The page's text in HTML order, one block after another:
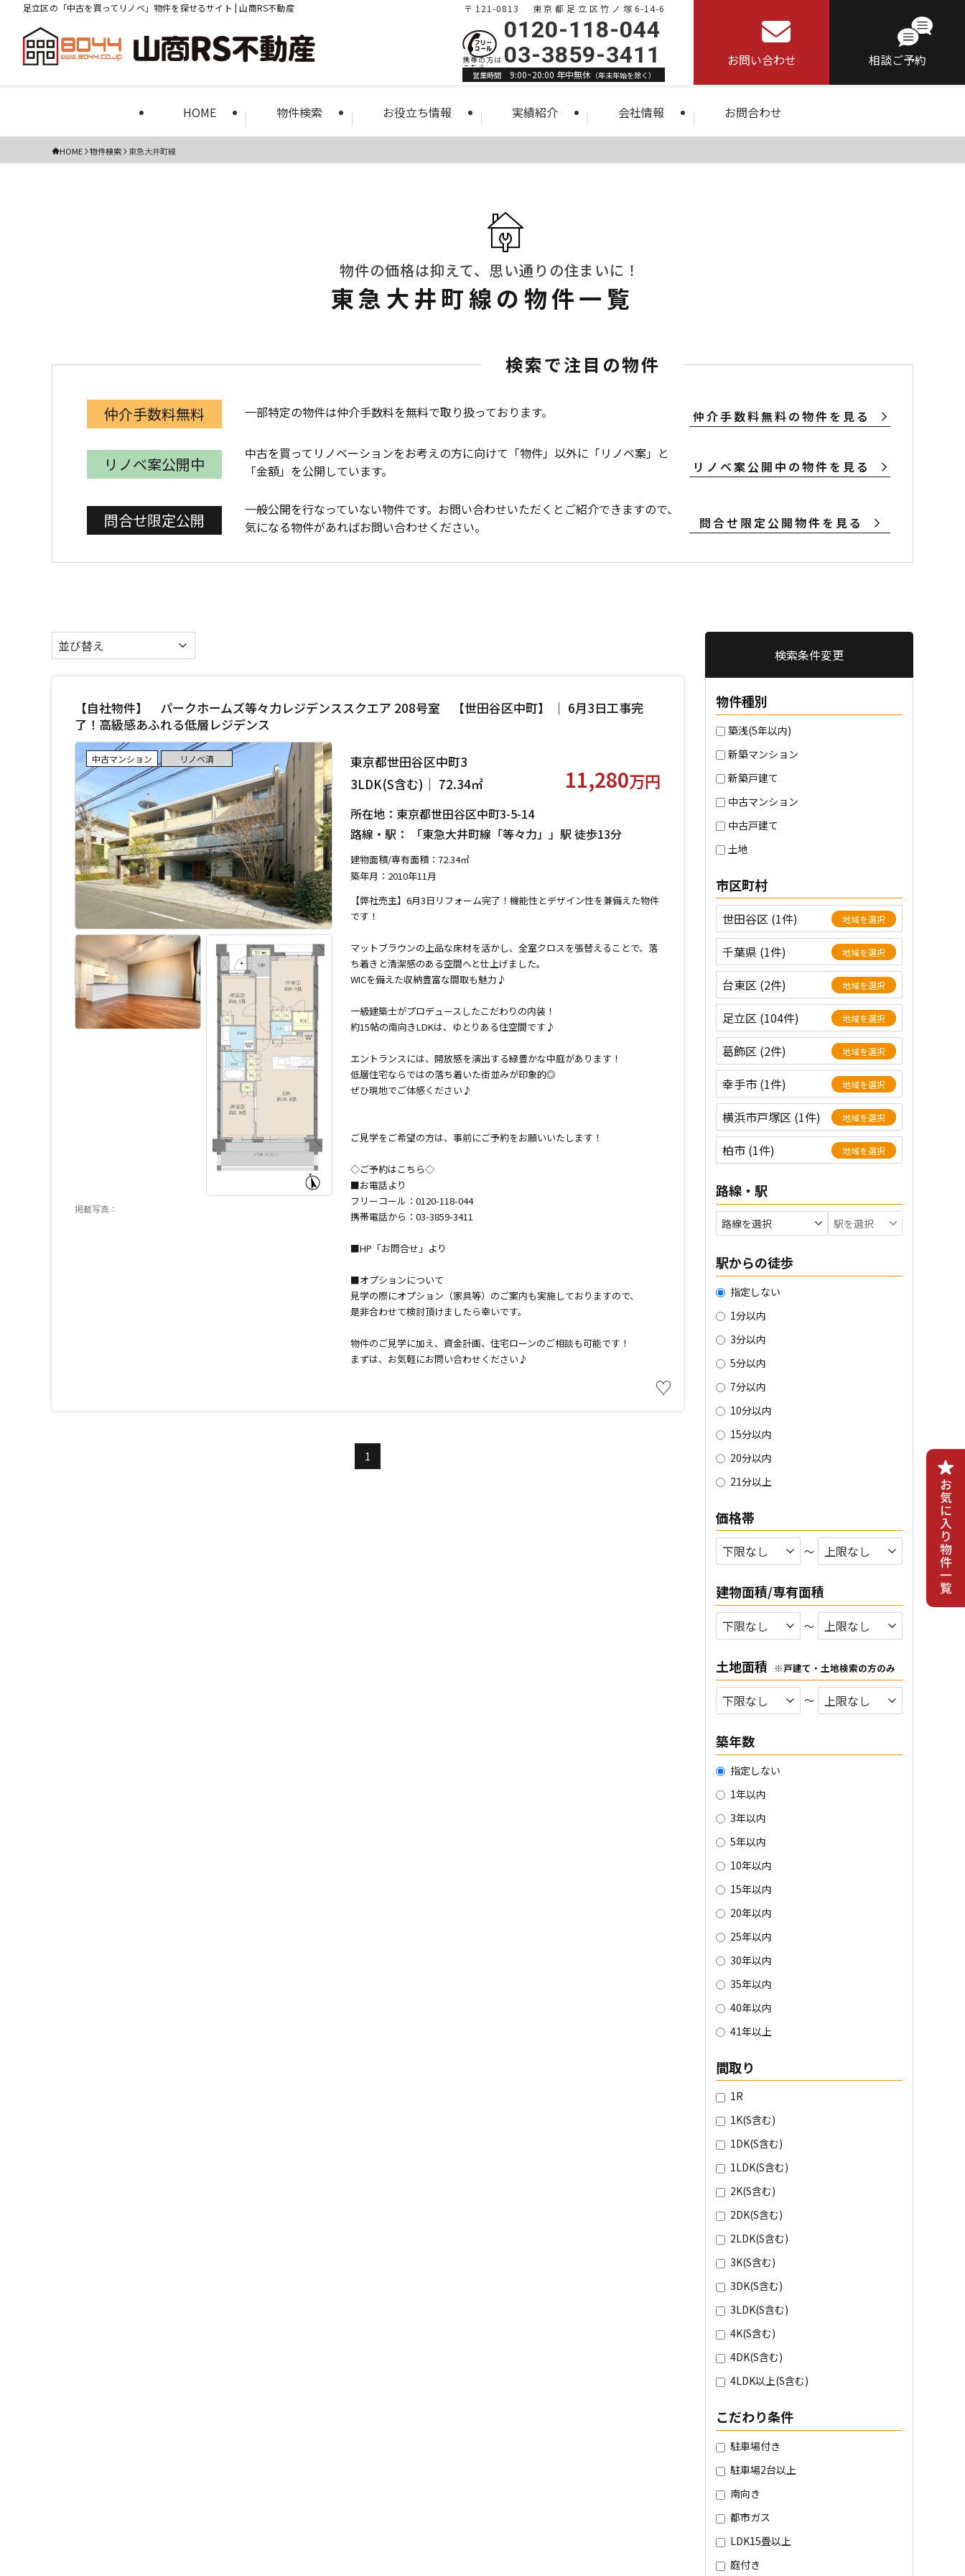
足立区の「中古を買ってリノベ」物件を探せるサイト | 山商RS不動産
HOME 物件検索 お役立ち情報 実績紹介 会社情報 お問合わせ
〒121-0813 東京都足立区竹ノ塚6-14-6
0120-118-044
03-3859-3411
営業時間9:00~20:00 年中無休（年末年始を除く）
お問い合わせ 相談ご予約
HOME 物件検索 東急大井町線
物件の価格は抑えて、思い通りの住まいに！
東急大井町線の物件一覧
検索で注目の物件
仲介手数料無料 一部特定の物件は仲介手数料を無料で取り扱っております。 仲介手数料無料の物件を見る
リノベ案公開中
中古を買ってリノベーションをお考えの方に向けて「物件」以外に「リノベ案」と
「金額」を公開しています。
リノベ案公開中の物件を見る
問合せ限定公開
一般公開を行なっていない物件です。お問い合わせいただくとご紹介できますので、
気になる物件があればお問い合わせください。
問合せ限定公開物件を見る
【自社物件】 パークホームズ等々力レジデンススクエア 208号室 【世田谷区中町】 ｜ 6月3日工事完
了！高級感あふれる低層レジデンス
中古マンション リノベ済
掲載写真：
東京都世田谷区中町3
3LDK(S含む)｜ 72.34㎡
11,280万円
所在地：東京都世田谷区中町3-5-14
路線・駅： 「東急大井町線「等々力」」駅 徒歩13分
建物面積/専有面積：72.34㎡
築年月：2010年11月
【弊社売主】6月3日リフォーム完了！機能性とデザイン性を兼備えた物件
です！
マットブラウンの上品な床材を活かし、全室クロスを張替えることで、落
ち着きと清潔感のある空間へと仕上げました。
WICを備えた収納豊富な間取も魅力♪
一級建築士がプロデュースしたこだわりの内装！
約15帖の南向きLDKは、ゆとりある住空間です♪
エントランスには、開放感を演出する緑豊かな中庭があります！
低層住宅ならではの落ち着いた街並みが印象的◎
ぜひ現地でご体感ください♪
ご見学をご希望の方は、事前にご予約をお願いいたします！
◇ご予約はこちら◇
■お電話より
フリーコール：0120-118-044
携帯電話から：03-3859-3411
■HP「お問合せ」より
■オプションについて
見学の際にオプション（家具等）のご案内も実施しておりますので、
是非合わせて検討頂けましたら幸いです。
物件のご見学に加え、資金計画、住宅ローンのご相談も可能です！
まずは、お気軽にお問い合わせください♪
♡
1
検索条件変更
物件種別
築浅(5年以内)
新築マンション
新築戸建て
中古マンション
中古戸建て
土地
市区町村
世田谷区 (1件) 地域を選択
千葉県 (1件) 地域を選択
台東区 (2件) 地域を選択
足立区 (104件) 地域を選択
葛飾区 (2件) 地域を選択
幸手市 (1件) 地域を選択
横浜市戸塚区 (1件) 地域を選択
柏市 (1件) 地域を選択
路線・駅
駅からの徒歩
指定しない
1分以内
3分以内
5分以内
7分以内
10分以内
15分以内
20分以内
21分以上
価格帯
〜
建物面積/専有面積
〜
土地面積 ※戸建て・土地検索の方のみ
〜
築年数
指定しない
1年以内
3年以内
5年以内
10年以内
15年以内
20年以内
25年以内
30年以内
35年以内
40年以内
41年以上
間取り
1R
1K(S含む)
1DK(S含む)
1LDK(S含む)
2K(S含む)
2DK(S含む)
2LDK(S含む)
3K(S含む)
3DK(S含む)
3LDK(S含む)
4K(S含む)
4DK(S含む)
4LDK以上(S含む)
こだわり条件
駐車場付き
駐車場2台以上
南向き
都市ガス
LDK15畳以上
庭付き